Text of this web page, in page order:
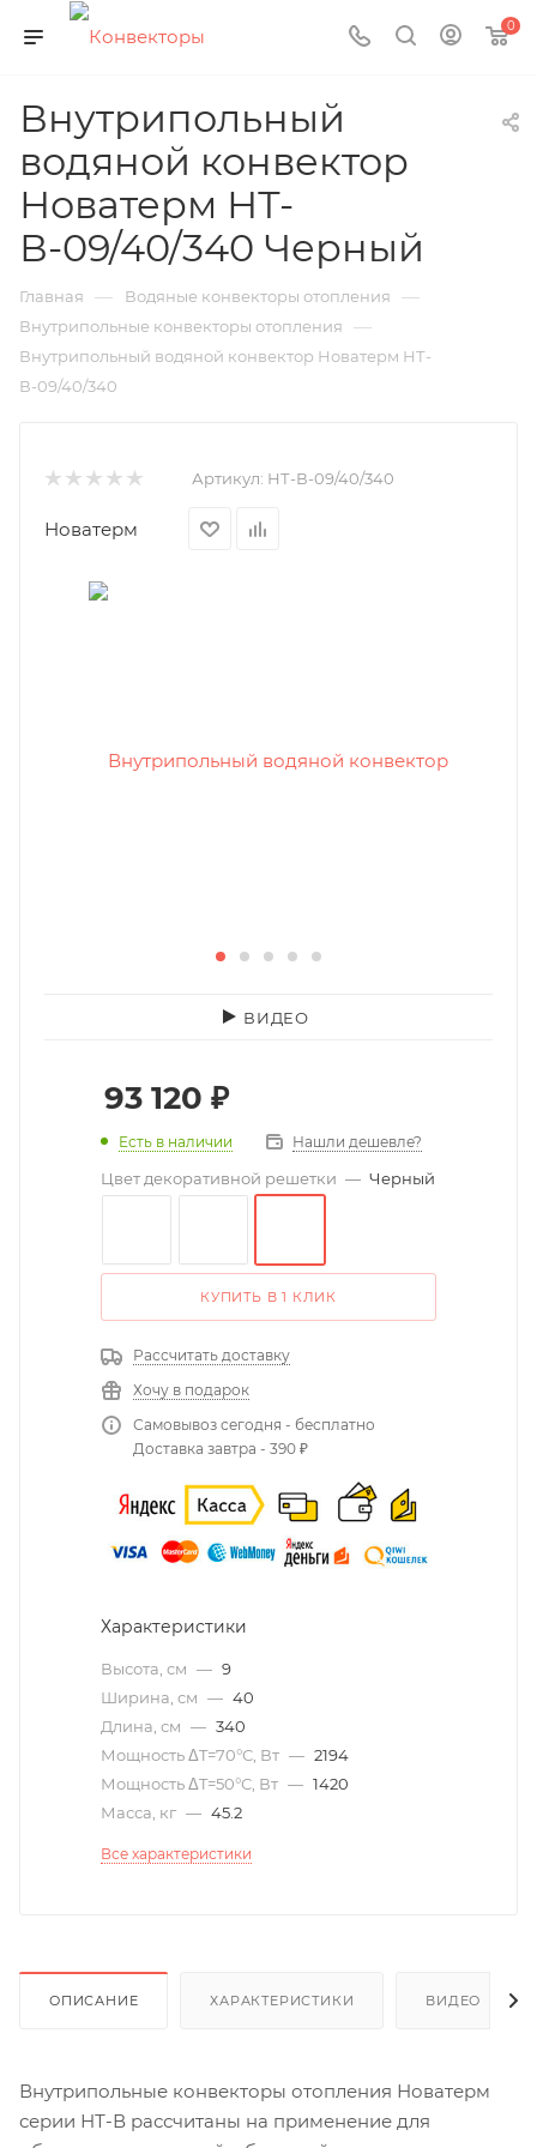
0
Внутрипольный
водяной конвектор
Новатерм НТ-
В-09/40/340 Черный
Главная — Водяные конвекторы отопления —
Внутрипольные конвекторы отопления —
Внутрипольный водяной конвектор Новатерм НТ-
В-09/40/340
Артикул: НТ-В-09/40/340
Новатерм
ВИДЕО
93 120 ₽
Есть в наличии Нашли дешевле?
Цвет декоративной решетки — Черный
КУПИТЬ В 1 КЛИК
Рассчитать доставку
Хочу в подарок
Самовывоз сегодня - бесплатно
Доставка завтра - 390 ₽
Характеристики
Высота, см — 9
Ширина, см — 40
Длина, см — 340
Мощность ΔT=70°С, Вт — 2194
Мощность ΔT=50°С, Вт — 1420
Масса, кг — 45.2
Все характеристики
ОПИСАНИЕ ХАРАКТЕРИСТИКИ ВИДЕО (6)
Внутрипольные конвекторы отопления Новатерм
серии НТ-В рассчитаны на применение для